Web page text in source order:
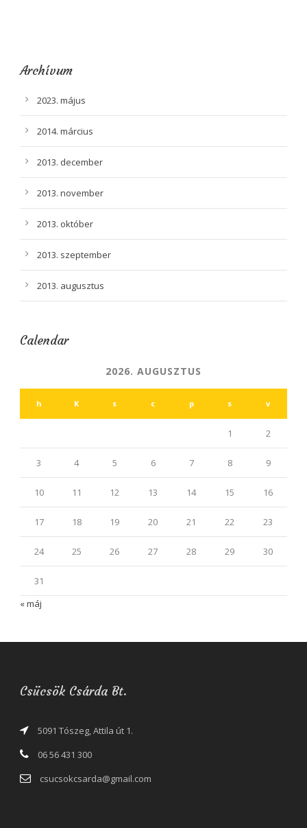
Archívum
2023. május
2014. március
2013. december
2013. november
2013. október
2013. szeptember
2013. augusztus
Calendar
2026. AUGUSZTUS
h K s c p s v
1 2
3 4 5 6 7 8 9
10 11 12 13 14 15 16
17 18 19 20 21 22 23
24 25 26 27 28 29 30
31
« máj
Csücsök Csárda Bt.
5091 Tószeg, Attila út 1.
06 56 431 300
csucsokcsarda@gmail.com